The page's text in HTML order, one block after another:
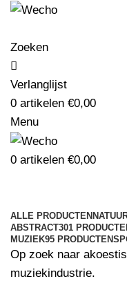
Zoeken
Verlanglijst
0 artikelen €0,00
Menu
0 artikelen €0,00
ALLE PRODUCTEN
ABSTRACT301
MUZIEK95 PRODUCTEN
Op zoek naar
muziekindustrie.